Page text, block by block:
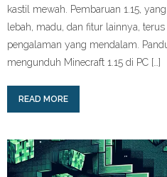
kastil mewah. Pembaruan 1.15,
lebah, madu, dan fitur lainnya,
pengalaman yang mendalam.
mengunduh Minecraft 1.15 di PC […]
READ MORE